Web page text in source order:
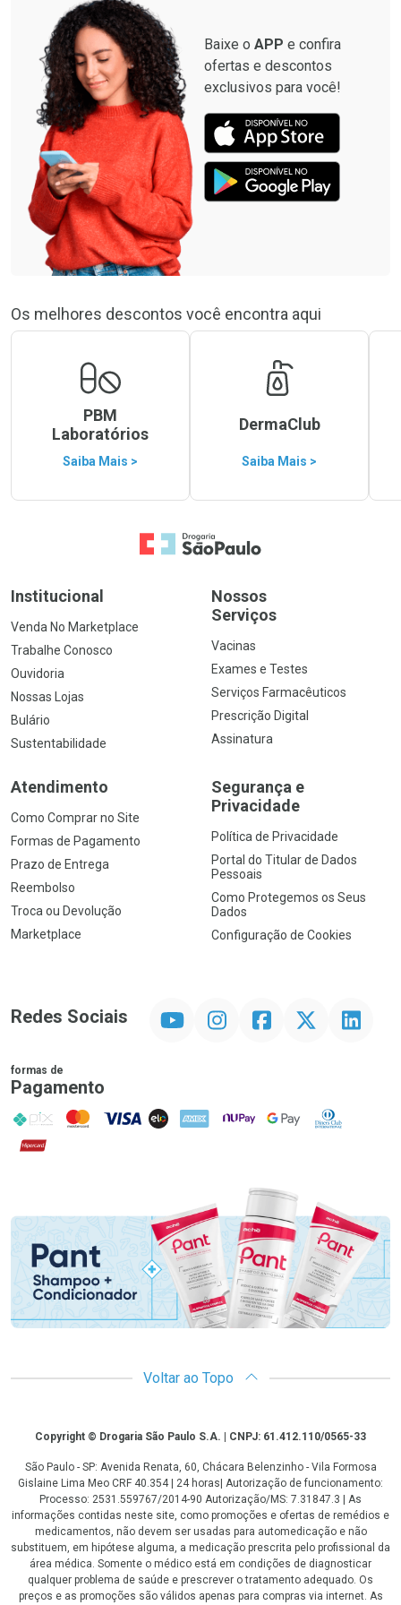
Baixe o APP e confira
ofertas e descontos
exclusivos para você!
Os melhores descontos você encontra aqui
PBM
Laboratórios
Saiba Mais >
DermaClub
Saiba Mais >
Ir para a Home
Institucional
Venda No Marketplace
Trabalhe Conosco
Ouvidoria
Nossas Lojas
Bulário
Sustentabilidade
Nossos
Serviços
Vacinas
Exames e Testes
Serviços Farmacêuticos
Prescrição Digital
Assinatura
Atendimento
Como Comprar no Site
Formas de Pagamento
Prazo de Entrega
Reembolso
Troca ou Devolução
Marketplace
Segurança e
Privacidade
Política de Privacidade
Portal do Titular de Dados
Pessoais
Como Protegemos os Seus
Dados
Configuração de Cookies
Redes Sociais InstagramFacebookTwitter Linkedin
formas de
Pagamento
PIX MasterCard
VISA ELO AMEX NuPay Google PayDiners Club
Hipercard
Promoção em Destaque
Voltar ao Topo
CopyrightCopyright © Drogaria São Paulo S.A. | CNPJ: 61.412.110/0565-33
São Paulo - SP: Avenida Renata, 60, Chácara Belenzinho - Vila Formosa
Gislaine Lima Meo CRF 40.354 | 24 horas| Autorização de funcionamento:
Processo: 2531.559767/2014-90 Autorização/MS: 7.31847.3 | As
informações contidas neste site, como promoções e ofertas de remédios e
medicamentos, não devem ser usadas para automedicação e não
substituem, em hipótese alguma, a medicação prescrita pelo profissional da
área médica. Somente o médico está em condições de diagnosticar
qualquer problema de saúde e prescrever o tratamento adequado. Os
preços e as promoções são válidos apenas para compras via internet. As